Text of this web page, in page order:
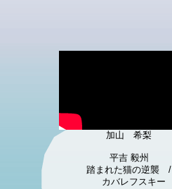
加山 希梨
平吉 毅州
踏まれた猫の逆襲 /
カバレフスキー